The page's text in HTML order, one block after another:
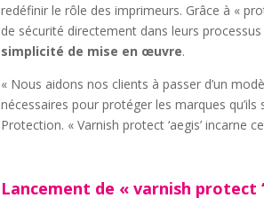
redéfinir le rôle des imprimeurs. Grâce à «
de sécurité directement dans leurs
simplicité de mise en œuvre.
« Nous aidons nos clients à passer d’un
nécessaires pour protéger les marques qu’ils
Protection. « Varnish protect ‘aegis’
Lancement de « varnish protect